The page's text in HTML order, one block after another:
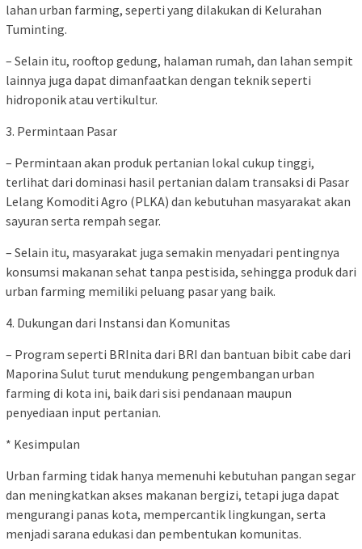
lahan urban farming, seperti yang dilakukan di Kelurahan
Tuminting.
– Selain itu, rooftop gedung, halaman rumah, dan lahan sempit
lainnya juga dapat dimanfaatkan dengan teknik seperti
hidroponik atau vertikultur.
3. Permintaan Pasar
– Permintaan akan produk pertanian lokal cukup tinggi,
terlihat dari dominasi hasil pertanian dalam transaksi di Pasar
Lelang Komoditi Agro (PLKA) dan kebutuhan masyarakat akan
sayuran serta rempah segar.
– Selain itu, masyarakat juga semakin menyadari pentingnya
konsumsi makanan sehat tanpa pestisida, sehingga produk dari
urban farming memiliki peluang pasar yang baik.
4. Dukungan dari Instansi dan Komunitas
– Program seperti BRInita dari BRI dan bantuan bibit cabe dari
Maporina Sulut turut mendukung pengembangan urban
farming di kota ini, baik dari sisi pendanaan maupun
penyediaan input pertanian.
* Kesimpulan
Urban farming tidak hanya memenuhi kebutuhan pangan segar
dan meningkatkan akses makanan bergizi, tetapi juga dapat
mengurangi panas kota, mempercantik lingkungan, serta
menjadi sarana edukasi dan pembentukan komunitas.